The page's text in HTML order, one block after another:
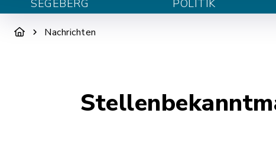
SEGEBERG
POLITIK
Nachrichten